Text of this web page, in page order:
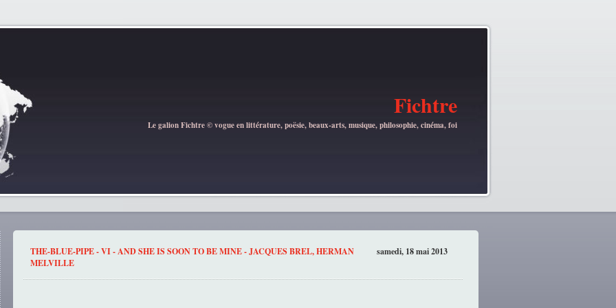
Fichtre
Le galion Fichtre © vogue en littérature, poësie, beaux-arts, musique, philosophie, cinéma, foi
samedi, 18 mai 2013
THE-BLUE-PIPE - VI - AND SHE IS SOON TO BE MINE - JACQUES BREL, HERMAN
MELVILLE